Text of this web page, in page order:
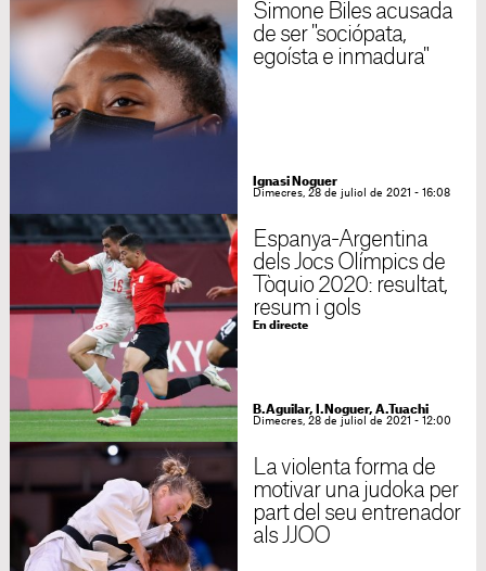
Simone Biles acusada
de ser "sociópata,
egoísta e inmadura"
Ignasi Noguer
Dimecres, 28 de juliol de 2021 - 16:08
Espanya-Argentina
dels Jocs Olímpics de
Tòquio 2020: resultat,
resum i gols
En directe
B.Aguilar, I.Noguer, A.Tuachi
Dimecres, 28 de juliol de 2021 - 12:00
La violenta forma de
motivar una judoka per
part del seu entrenador
als JJOO